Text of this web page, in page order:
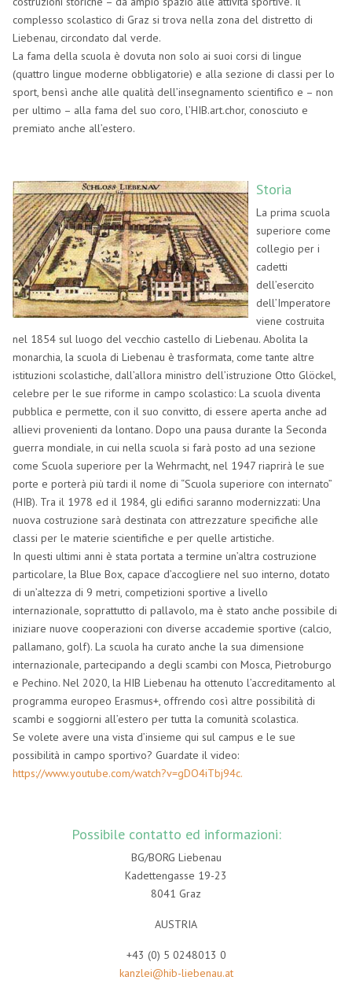
complesso scolastico di Graz si trova nella zona del distretto di
Liebenau, circondato dal verde.
La fama della scuola è dovuta non solo ai suoi corsi di lingue
(quattro lingue moderne obbligatorie) e alla sezione di classi per lo
sport, bensì anche alle qualità dell’insegnamento scientifico e – non
per ultimo – alla fama del suo coro, l’HIB.art.chor, conosciuto e
premiato anche all’estero.
Storia
La prima scuola
superiore come
collegio per i
cadetti
dell’esercito
dell’Imperatore
viene costruita
nel 1854 sul luogo del vecchio castello di Liebenau. Abolita la
monarchia, la scuola di Liebenau è trasformata, come tante altre
istituzioni scolastiche, dall’allora ministro dell’istruzione Otto Glöckel,
celebre per le sue riforme in campo scolastico: La scuola diventa
pubblica e permette, con il suo convitto, di essere aperta anche ad
allievi provenienti da lontano. Dopo una pausa durante la Seconda
guerra mondiale, in cui nella scuola si farà posto ad una sezione
come Scuola superiore per la Wehrmacht, nel 1947 riaprirà le sue
porte e porterà più tardi il nome di “Scuola superiore con internato”
(HIB). Tra il 1978 ed il 1984, gli edifici saranno modernizzati: Una
nuova costruzione sarà destinata con attrezzature specifiche alle
classi per le materie scientifiche e per quelle artistiche.
In questi ultimi anni è stata portata a termine un’altra costruzione
particolare, la Blue Box, capace d’accogliere nel suo interno, dotato
di un’altezza di 9 metri, competizioni sportive a livello
internazionale, soprattutto di pallavolo, ma è stato anche possibile di
iniziare nuove cooperazioni con diverse accademie sportive (calcio,
pallamano, golf). La scuola ha curato anche la sua dimensione
internazionale, partecipando a degli scambi con Mosca, Pietroburgo
e Pechino. Nel 2020, la HIB Liebenau ha ottenuto l’accreditamento al
programma europeo Erasmus+, offrendo così altre possibilità di
scambi e soggiorni all’estero per tutta la comunità scolastica.
Se volete avere una vista d’insieme qui sul campus e le sue
possibilità in campo sportivo? Guardate il video:
https://www.youtube.com/watch?v=gDO4iTbj94c.
Possibile contatto ed informazioni:
BG/BORG Liebenau
Kadettengasse 19-23
8041 Graz
AUSTRIA
+43 (0) 5 0248013 0
kanzlei@hib-liebenau.at